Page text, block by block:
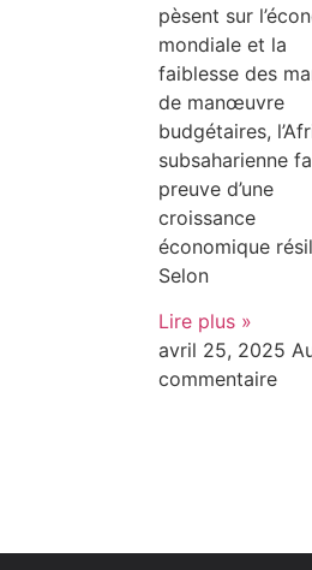
pèsent sur
mondiale et la
faiblesse des
de manœuvre
budgétaires,
subsaharienne
preuve d’une
croissance
économique
Selon
Lire plus »
avril 25, 2025
commentaire